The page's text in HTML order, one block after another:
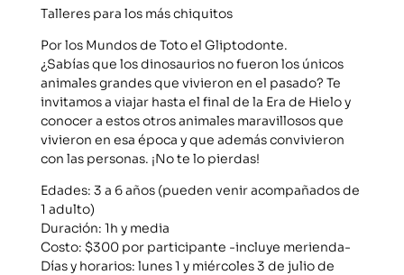
Talleres para los más chiquitos
Por los Mundos de Toto el Gliptodonte.
¿Sabías que los dinosaurios no fueron los únicos
animales grandes que vivieron en el pasado? Te
invitamos a viajar hasta el final de la Era de Hielo y
conocer a estos otros animales maravillosos que
vivieron en esa época y que además convivieron
con las personas. ¡No te lo pierdas!
Edades: 3 a 6 años (pueden venir acompañados de
1 adulto)
Duración: 1h y media
Costo: $300 por participante -incluye merienda-
Días y horarios: lunes 1 y miércoles 3 de julio de